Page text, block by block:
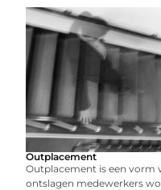
Outplacement
Outplacement is een vorm
ontslagen medewerkers